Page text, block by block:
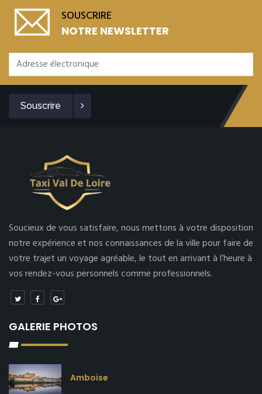
SOUSCRIRE
NOTRE NEWSLETTER
Souscrire
Soucieux de vous satisfaire, nous mettons à votre disposition
notre expérience et nos connaissances de la ville pour faire de
votre trajet un voyage agréable, le tout en arrivant à l’heure à
vos rendez-vous personnels comme professionnels.
GALERIE PHOTOS
Amboise